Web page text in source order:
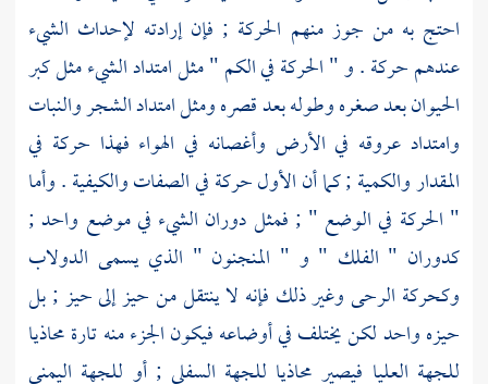
احتج به من جوز منهم الحركة ; فإن إرادته لإحداث الشيء
عندهم حركة . و " الحركة في الكم " مثل امتداد الشيء مثل كبر
الحيوان بعد صغره وطوله بعد قصره ومثل امتداد الشجر والنبات
وامتداد عروقه في الأرض وأغصانه في الهواء فهذا حركة في
المقدار والكمية ; كما أن الأول حركة في الصفات والكيفية . وأما
" الحركة في الوضع " ; فمثل دوران الشيء في موضع واحد ;
كدوران " الفلك " و " المنجنون " الذي يسمى الدولاب
وكحركة الرحى وغير ذلك فإنه لا ينتقل من حيز إلى حيز ; بل
حيزه واحد لكن يختلف في أوضاعه فيكون الجزء منه تارة محاذيا
للجهة العليا فيصير محاذيا للجهة السفلى ; أو للجهة اليمنى